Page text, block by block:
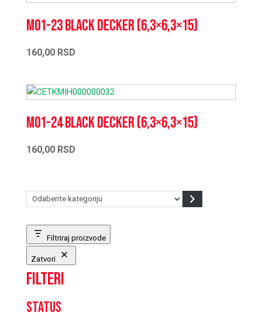
M01-23 Black Decker (6,3×6,3×15)
160,00 RSD
M01-24 Black Decker (6,3×6,3×15)
160,00 RSD
Odaberite
Filtriraj proizvode
Zatvori
Filteri
Status